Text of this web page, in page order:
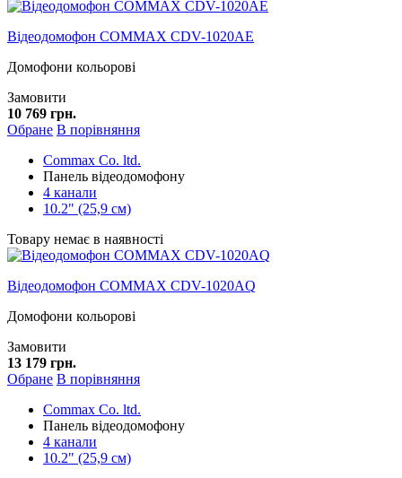
Відеодомофон COMMAX CDV-1020AE
Домофони кольорові
Замовити
10 769 грн.
Обране В порівняння
Commax Co. ltd.
Панель відеодомофону
4 канали
10.2" (25,9 см)
Товару немає в наявності
Відеодомофон COMMAX CDV-1020AQ
Домофони кольорові
Замовити
13 179 грн.
Обране В порівняння
Commax Co. ltd.
Панель відеодомофону
4 канали
10.2" (25,9 см)